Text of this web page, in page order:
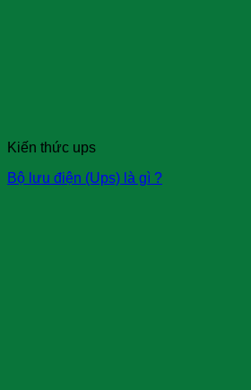
Kiến thức ups
Bộ lưu điện (Ups) là gì ?